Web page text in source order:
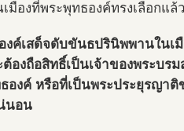
มืองที่พระพุทธองค์ทรงเลือกแล้
ค์เสด็จดับขันธปรินิพพานในเ
งถือสิทธิ์เป็นเจ้าของพระบรม
องค์ หรือที่เป็นพระประยุรญา
นอน